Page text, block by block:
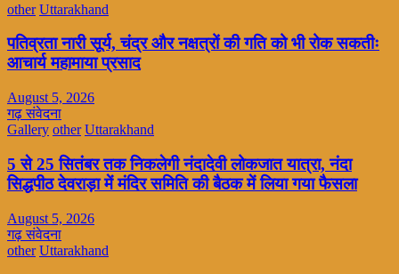
other Uttarakhand
पतिव्रता नारी सूर्य, चंद्र और नक्षत्रों की गति को भी रोक सकतीः
आचार्य महामाया प्रसाद
August 5, 2026
गढ़ संवेदना
Gallery other Uttarakhand
5 से 25 सितंबर तक निकलेगी नंदादेवी लोकजात यात्रा, नंदा
सिद्धपीठ देवराड़ा में मंदिर समिति की बैठक में लिया गया फैसला
August 5, 2026
गढ़ संवेदना
other Uttarakhand